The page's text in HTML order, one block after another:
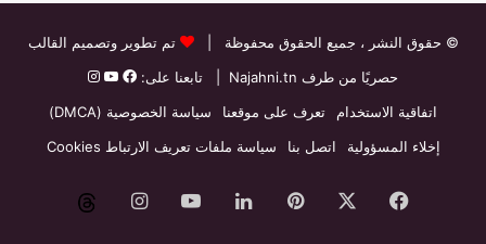
© حقوق النشر ، جميع الحقوق محفوظة |
تم تطوير وتصميم القالب
حصريًا من طرف Najahni.tn | تابعنا على:
اتفاقية الاستخدام
تعرف على موقعنا
سياسة الخصوصية (DMCA)
إخلاء المسؤولية
اتصل بنا سياسة ملفات تعريف الارتباط Cookies
فيسبوك بينتيريستلينكدإن‫YouTubeانستقرام